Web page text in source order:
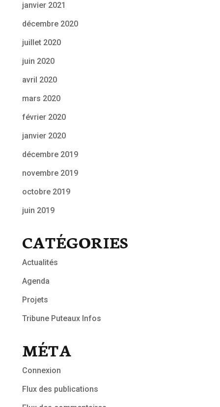
janvier 2021
décembre 2020
juillet 2020
juin 2020
avril 2020
mars 2020
février 2020
janvier 2020
décembre 2019
novembre 2019
octobre 2019
juin 2019
CATÉGORIES
Actualités
Agenda
Projets
Tribune Puteaux Infos
MÉTA
Connexion
Flux des publications